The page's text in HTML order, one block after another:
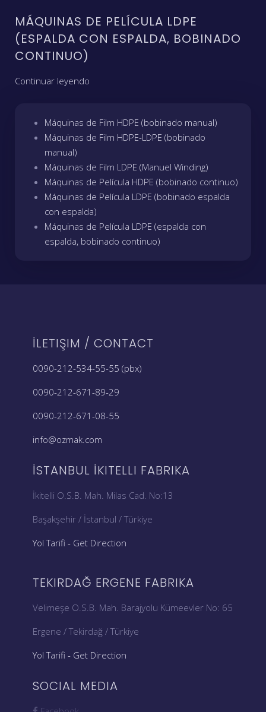
MÁQUINAS DE PELÍCULA LDPE
(ESPALDA CON ESPALDA, BOBINADO
CONTINUO)
Continuar leyendo
Máquinas de Film HDPE (bobinado manual)
Máquinas de Film HDPE-LDPE (bobinado
manual)
Máquinas de Film LDPE (Manuel Winding)
Máquinas de Película HDPE (bobinado continuo)
Máquinas de Película LDPE (bobinado espalda
con espalda)
Máquinas de Película LDPE (espalda con
espalda, bobinado continuo)
İLETIŞIM / CONTACT
0090-212-534-55-55 (pbx)
0090-212-671-89-29
0090-212-671-08-55
info@ozmak.com
İSTANBUL İKITELLI FABRIKA
İkitelli O.S.B. Mah. Milas Cad. No:13
Başakşehir / İstanbul / Türkiye
Yol Tarifi - Get Direction
TEKIRDAĞ ERGENE FABRIKA
Velimeşe O.S.B. Mah. Barajyolu Kümeevler No: 65
Ergene / Tekirdağ / Türkiye
Yol Tarifi - Get Direction
SOCIAL MEDIA